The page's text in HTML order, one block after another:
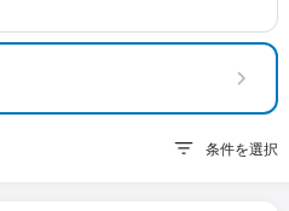
条件を選択